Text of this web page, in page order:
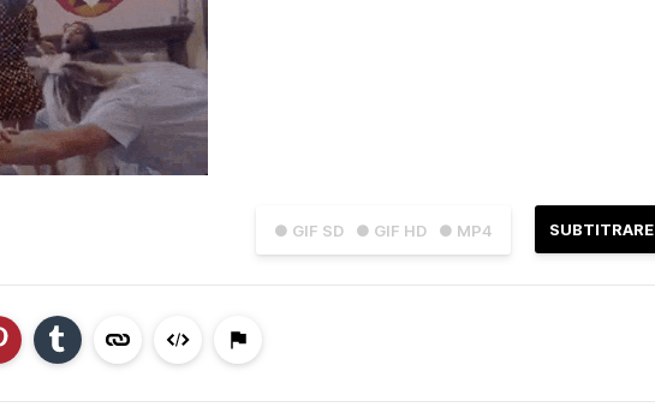
● GIF SD ● GIF HD ● MP4 SUBTITRARE